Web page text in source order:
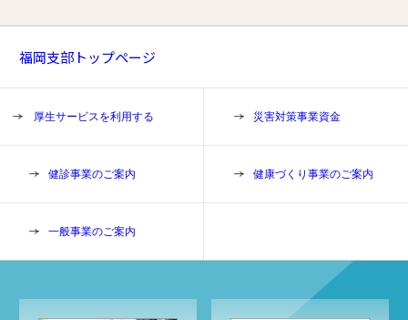
福岡支部トップページ
厚生サービスを利用する 災害対策事業資金
健診事業のご案内 健康づくり事業のご案内
一般事業のご案内